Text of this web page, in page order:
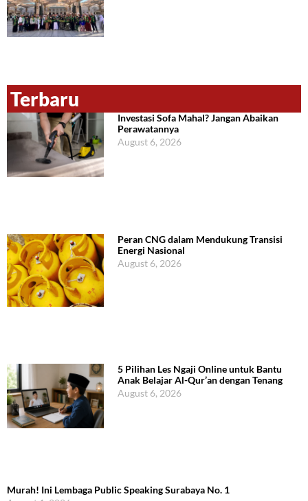
Terbaru
Investasi Sofa Mahal? Jangan Abaikan
Perawatannya
August 6, 2026
Peran CNG dalam Mendukung Transisi
Energi Nasional
August 6, 2026
5 Pilihan Les Ngaji Online untuk Bantu
Anak Belajar Al-Qur’an dengan Tenang
August 6, 2026
Murah! Ini Lembaga Public Speaking Surabaya No. 1